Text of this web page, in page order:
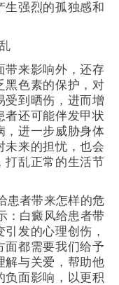
生强烈的孤独感和
来影响外，还存
黑色素的保护，对
受到晒伤，进而增
者还可能伴发甲状
，进一步威胁身体
未来的担忧，也会
打乱正常的生活节
者带来怎样的危
：白癜风给患者带
发的心理创伤，
面都需要我们给予
解与关爱，帮助他
负面影响，以更积